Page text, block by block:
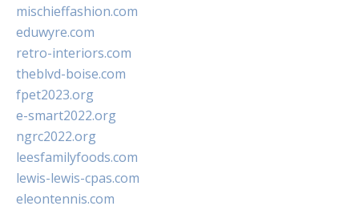
mischieffashion.com
eduwyre.com
retro-interiors.com
theblvd-boise.com
fpet2023.org
e-smart2022.org
ngrc2022.org
leesfamilyfoods.com
lewis-lewis-cpas.com
eleontennis.com